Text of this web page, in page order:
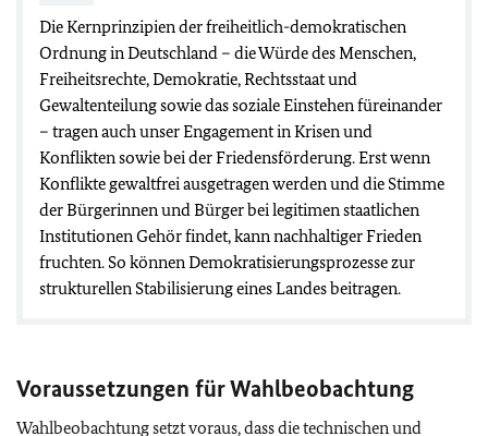
Die Kernprinzipien der freiheitlich-demokratischen
Ordnung in Deutschland – die Würde des Menschen,
Freiheitsrechte, Demokratie, Rechtsstaat und
Gewaltenteilung sowie das soziale Einstehen füreinander
– tragen auch unser Engagement in Krisen und
Konflikten sowie bei der Friedensförderung. Erst wenn
Konflikte gewaltfrei ausgetragen werden und die Stimme
der Bürgerinnen und Bürger bei legitimen staatlichen
Institutionen Gehör findet, kann nachhaltiger Frieden
fruchten. So können Demokratisierungsprozesse zur
strukturellen Stabilisierung eines Landes beitragen.
Voraussetzungen für Wahlbeobachtung
Wahlbeobachtung setzt voraus, dass die technischen und